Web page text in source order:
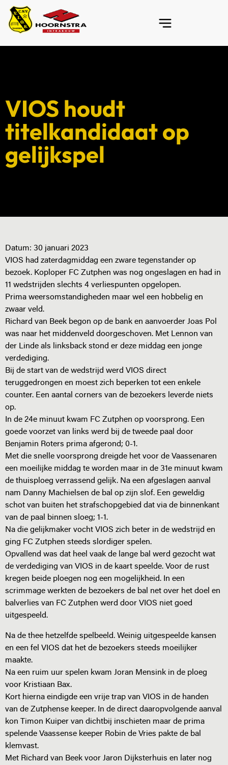
VIOS houdt
titelkandidaat op
gelijkspel
Datum: 30 januari 2023
VIOS had zaterdagmiddag een zware tegenstander op
bezoek. Koploper FC Zutphen was nog ongeslagen en had in
11 wedstrijden slechts 4 verliespunten opgelopen.
Prima weersomstandigheden maar wel een hobbelig en
zwaar veld.
Richard van Beek begon op de bank en aanvoerder Joas Pol
was naar het middenveld doorgeschoven. Met Lennon van
der Linde als linksback stond er deze middag een jonge
verdediging.
Bij de start van de wedstrijd werd VIOS direct
teruggedrongen en moest zich beperken tot een enkele
counter. Een aantal corners van de bezoekers leverde niets
op.
In de 24e minuut kwam FC Zutphen op voorsprong. Een
goede voorzet van links werd bij de tweede paal door
Benjamin Roters prima afgerond; 0-1.
Met die snelle voorsprong dreigde het voor de Vaassenaren
een moeilijke middag te worden maar in de 31e minuut kwam
de thuisploeg verrassend gelijk. Na een afgeslagen aanval
nam Danny Machielsen de bal op zijn slof. Een geweldig
schot van buiten het strafschopgebied dat via de binnenkant
van de paal binnen sloeg; 1-1.
Na die gelijkmaker vocht VIOS zich beter in de wedstrijd en
ging FC Zutphen steeds slordiger spelen.
Opvallend was dat heel vaak de lange bal werd gezocht wat
de verdediging van VIOS in de kaart speelde. Voor de rust
kregen beide ploegen nog een mogelijkheid. In een
scrimmage werkten de bezoekers de bal net over het doel en
balverlies van FC Zutphen werd door VIOS niet goed
uitgespeeld.
Na de thee hetzelfde spelbeeld. Weinig uitgespeelde kansen
en een fel VIOS dat het de bezoekers steeds moeilijker
maakte.
Na een ruim uur spelen kwam Joran Mensink in de ploeg
voor Kristiaan Bax.
Kort hierna eindigde een vrije trap van VIOS in de handen
van de Zutphense keeper. In de direct daaropvolgende aanval
kon Timon Kuiper van dichtbij inschieten maar de prima
spelende Vaassense keeper Robin de Vries pakte de bal
klemvast.
Met Richard van Beek voor Jaron Dijksterhuis en later nog